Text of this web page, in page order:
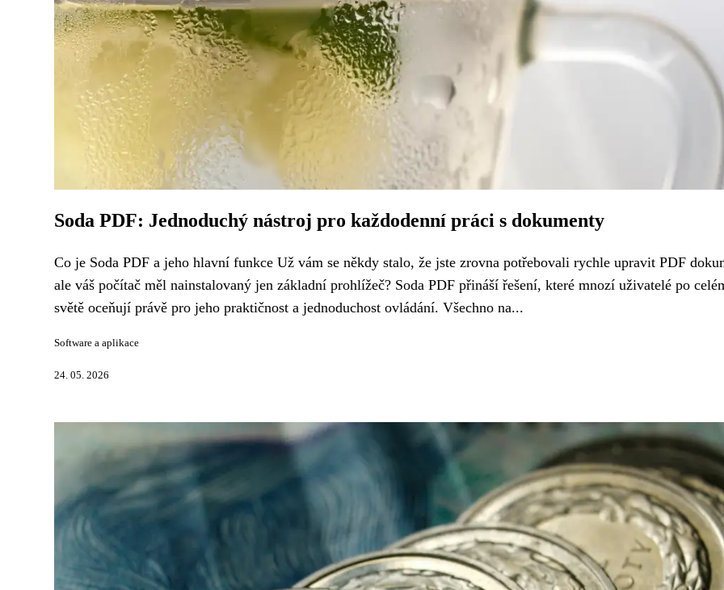
Soda PDF: Jednoduchý nástroj pro každodenní práci s dokumenty
Co je Soda PDF a jeho hlavní funkce Už vám se někdy stalo, že jste zrovna potřebovali rychle upravit PDF
ale váš počítač měl nainstalovaný jen základní prohlížeč? Soda PDF přináší řešení, které mnozí uživatelé po
světě oceňují právě pro jeho praktičnost a jednoduchost ovládání. Všechno na...
Software a aplikace
24. 05. 2026